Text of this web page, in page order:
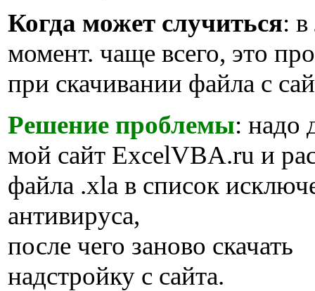
Когда может случиться:
момент. чаще всего, это
при скачивании файла с
Решение проблемы: надо
мой сайт ExcelVBA.ru и
файла .xla в список
антивируса,
после чего заново скачать
надстройку с сайта.